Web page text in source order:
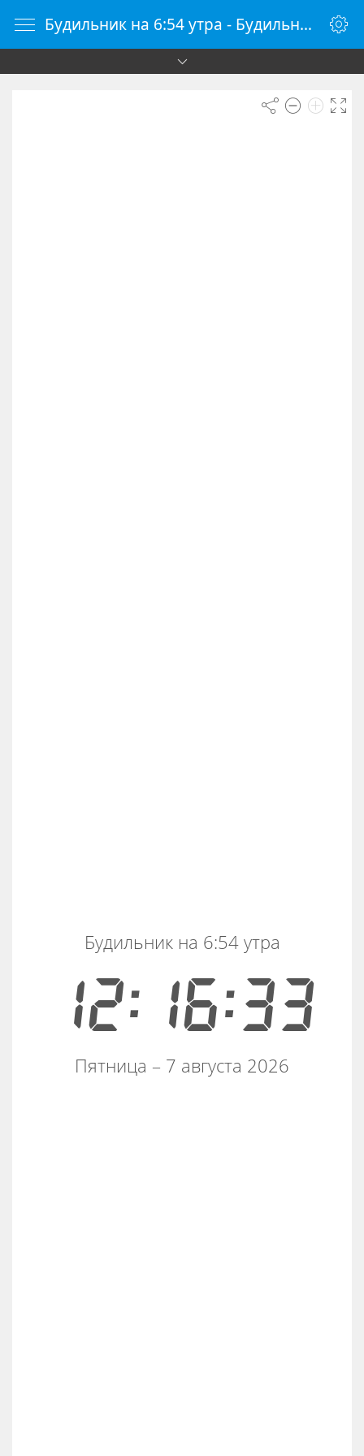
Будильник на 6:54 утра - Будильник онлайн - Будилки.ру
12:16:34
Будильник на 6:54 утра
Пятница – 7 августа 2026